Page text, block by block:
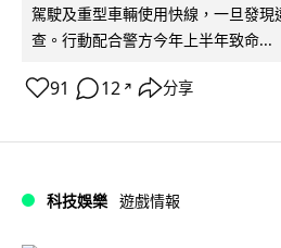
駕駛及重型車輛使用快線，一旦發
查。行動配合警方今年上半年致命...
91 12 ↗ 分享
科技娛樂 遊戲情報